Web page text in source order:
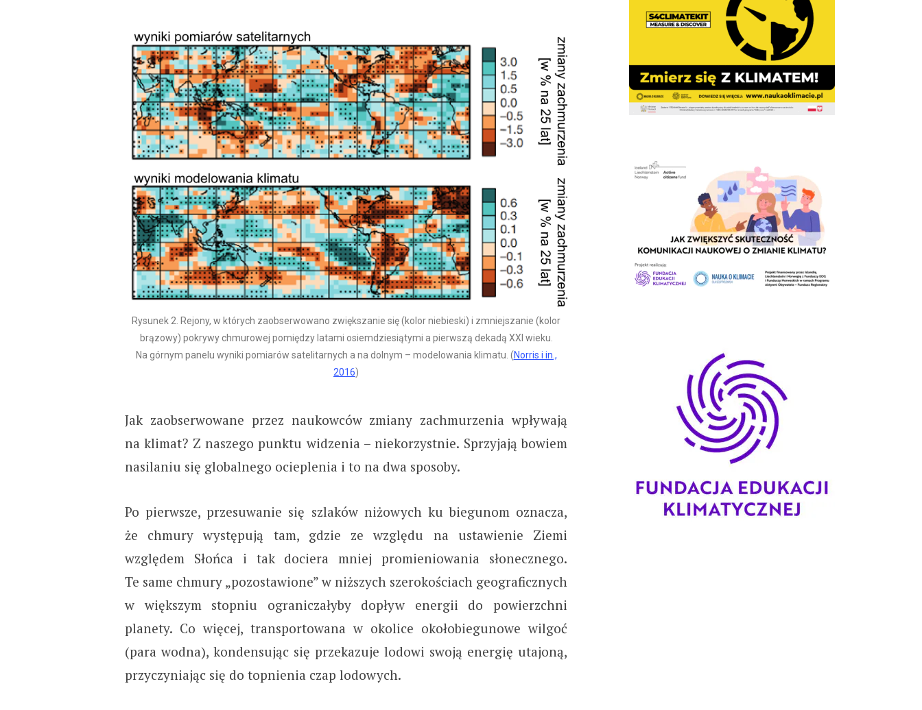
Rysunek 2. Rejony, w których zaobserwowano zwiększanie się (kolor niebieski) i zmniejszanie (kolor
brązowy) pokrywy chmurowej pomiędzy latami osiemdziesiątymi a pierwszą dekadą XXI wieku.
Na górnym panelu wyniki pomiarów satelitarnych a na dolnym – modelowania klimatu. (Norris i in.,
2016)
Jak zaobserwowane przez naukowców zmiany zachmurzenia wpływają
na klimat? Z naszego punktu widzenia – niekorzystnie. Sprzyjają bowiem
nasilaniu się globalnego ocieplenia i to na dwa sposoby.
Po pierwsze, przesuwanie się szlaków niżowych ku biegunom oznacza,
że chmury występują tam, gdzie ze względu na ustawienie Ziemi
względem Słońca i tak dociera mniej promieniowania słonecznego.
Te same chmury „pozostawione” w niższych szerokościach geograficznych
w większym stopniu ograniczałyby dopływ energii do powierzchni
planety. Co więcej, transportowana w okolice okołobiegunowe wilgoć
(para wodna), kondensując się przekazuje lodowi swoją energię utajoną,
przyczyniając się do topnienia czap lodowych.